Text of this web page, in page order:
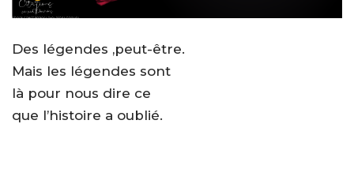
Des légendes ,peut-être.
Mais les légendes sont
là pour nous dire ce
que l’histoire a oublié.